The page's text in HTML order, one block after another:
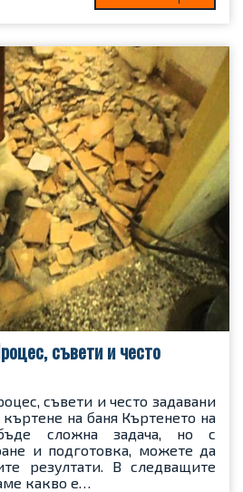
съвети и често
съвети и често задавани
на баня Къртенето на
сложна задача, но с
и подготовка, можете да
резултати. В следващите
какво е…